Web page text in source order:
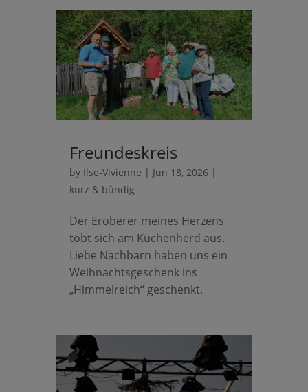
Freundeskreis
by Ilse-Vivienne | Jun 18, 2026 |
kurz & bündig
Der Eroberer meines Herzens
tobt sich am Küchenherd aus.
Liebe Nachbarn haben uns ein
Weihnachtsgeschenk ins
„Himmelreich“ geschenkt.